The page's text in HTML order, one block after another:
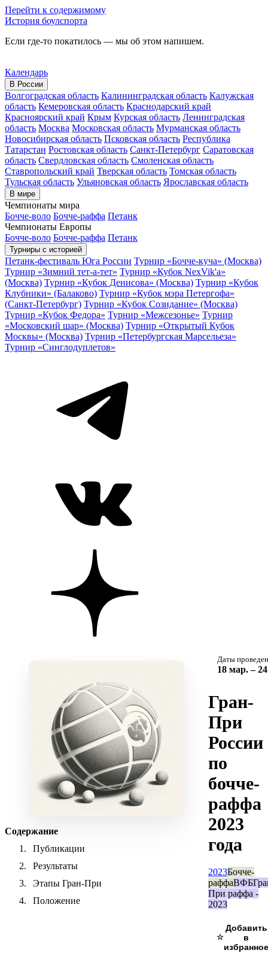
Перейти к содержимому
История боулспорта
Если где-то покатилось — мы об этом напишем.
Календарь
В России
Волгоградская область Калининградская область Калужская
область Кемеровская область Краснодарский край
Красноярский край Крым Курская область Ленинградская
область Москва Московская область Мурманская область
Новосибирская область Псковская область Республика
Татарстан Ростовская область Санкт-Петербург Саратовская
область Свердловская область Смоленская область
Ставропольский край Тверская область Томская область
Тульская область Ульяновская область Ярославская область
В мире
Чемпионаты мира
Бочче-воло Бочче-раффа Петанк
Чемпионаты Европы
Бочче-воло Бочче-раффа Петанк
Турниры с историей
Петанк-фестиваль Юга России Турнир «Бочче-куча» (Москва)
Турнир «Зимний тет-а-тет» Турнир «Кубок NexVik'a»
(Москва) Турнир «Кубок Денисова» (Москва) Турнир «Кубок
Клубники» (Балаково) Турнир «Кубок мэра Петергофа»
(Санкт-Петербург) Турнир «Кубок Созидание» (Москва)
Турнир «Кубок Федора» Турнир «Межсезонье» Турнир
«Московский шар» (Москва) Турнир «Открытый Кубок
Москвы» (Москва) Турнир «Петербургская Марсельеза»
Турнир «Синглодуплетов»
Содержание
Публикации
Результаты
Этапы Гран-При
Положение
Даты
18 мар. –
Гран-
При
России
по
бочче-
раффа
2023
года
2023Бочче-
раффаВФБ
При раффа -
2023
☆